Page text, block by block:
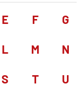
E F G
L M N
S T U